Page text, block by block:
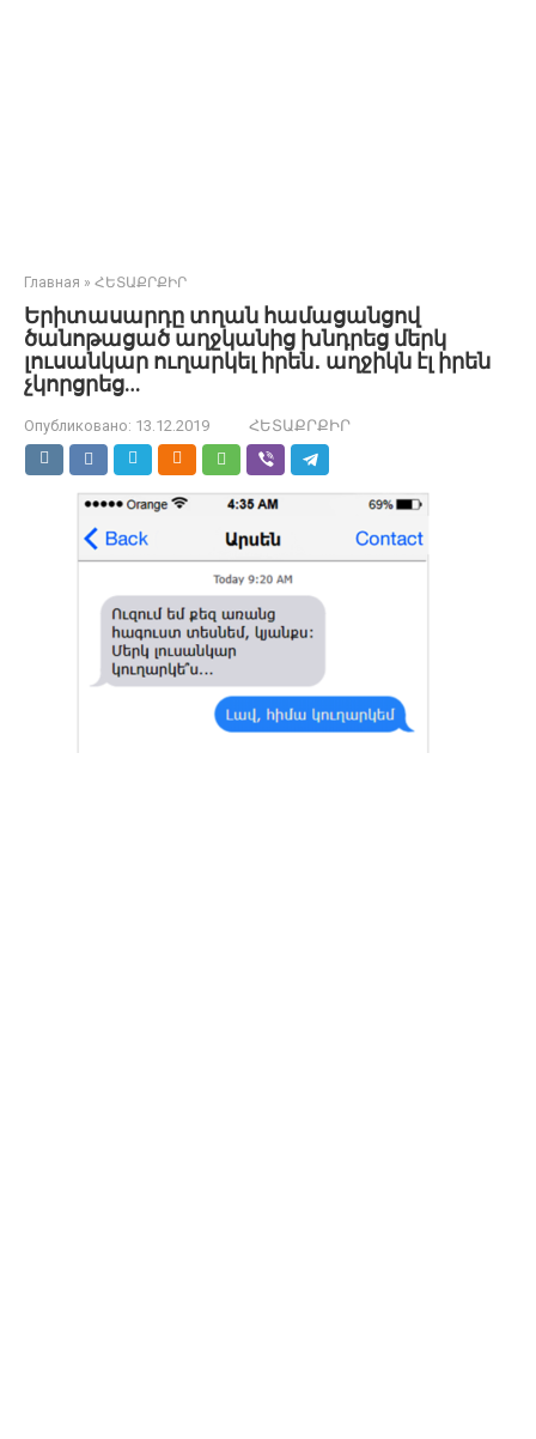
Главная » ՀԵՏԱՔՐՔԻՐ
Երիտասարդը տղան համացանցով
ծանոթացած աղջկանից խնդրեց մերկ
լուսանկար ուղարկել իրեն․ աղջիկն էլ իրեն
չկորցրեց…
Опубликовано: 13.12.2019 ՀԵՏԱՔՐՔԻՐ